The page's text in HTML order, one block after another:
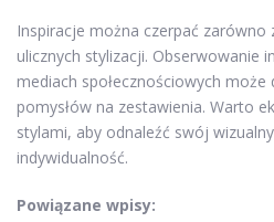
Inspiracje można czerpać
ulicznych stylizacji. Obserwowanie
mediach społecznościowych może
pomysłów na zestawienia. Warto
stylami, aby odnaleźć swój
indywidualność.
Powiązane wpisy: